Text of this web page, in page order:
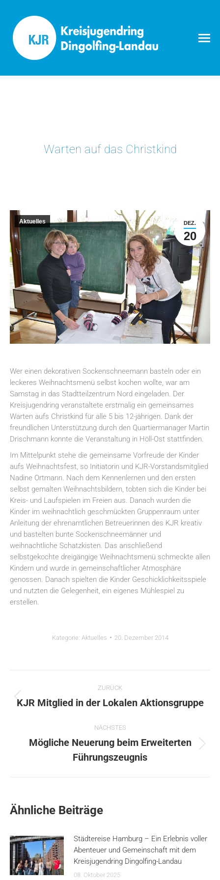
Warten auf das Christkind
DEZ.
20
Aktuelles
Wer einen dekorativen Sockenschneemann basteln oder ein
leckeres Weihnachtsmenü selbst kochen wollte, war am
Samstag in das Stadtteilzentrum Nord eingeladen. Der
Kreisjugendring veranstaltete erstmalig ein gemeinsames
Warten aufs Christkind für alle 5 bis 12-jährigen. Dank der
freundlichen Unterstützung durch den Quartiermanager Martin
Drischmann konnte die Veranstaltung in Höll-Ost stattfinden.
Im Mittelpunkt stehe die gemeinsame Vorfreude der Kinder
aufs Weihnachtsfest, so Initiatorin und KJR-Vorstandsmitglied
Nadine Ortmann. Nach dem Kennenlernen und den ersten
selbst gemalten Weihnachtsbildern, tobten sich die Kinder bei
Kreis- und Laufspielen im Freien aus. Danach wurden die
Kinder im weihnachtlich geschmückten Gruppenraum unter
Anleitung der ehrenamtlichen Betreuerinnen des KJR kreativ
und bastelten bunte Sockenschneemänner und
weihnachtliche Schatzkisten. Das anschließend
selbstgekochte dreigängige Weihnachtsmenü schmeckte allen
Kindern und wurde in gemeinschaftlicher Atmosphäre
genossen. Danach spielten die Kinder Geschicklichkeitsspiele
und nutzten die Gelegenheit, ein eigenes Mühlespiel zu
erstellen.
Kategorie: Aktuelles 20. Dezember 2014
ZURÜCK
Vorheriger
KJR Mitglied in der Lokalen Aktionsgruppe
NÄCHSTES
Nächster
Beitrag:
Mögliche Neuerung beim Erweiterten
Führungszeugnis
Ähnliche Beiträge
Städtereise Hamburg – Ein Erlebnis voller
Abenteuer und Gemeinschaft mit dem
Kreisjugendring Dingolfing-Landau
08. Oktober 2025